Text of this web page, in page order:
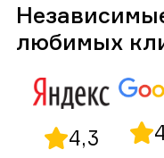
любимых
4,3